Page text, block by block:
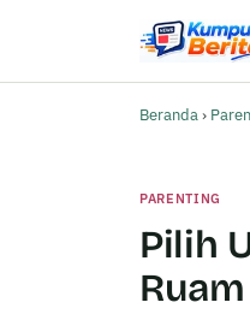
Beranda›
PARENTING
Pilih